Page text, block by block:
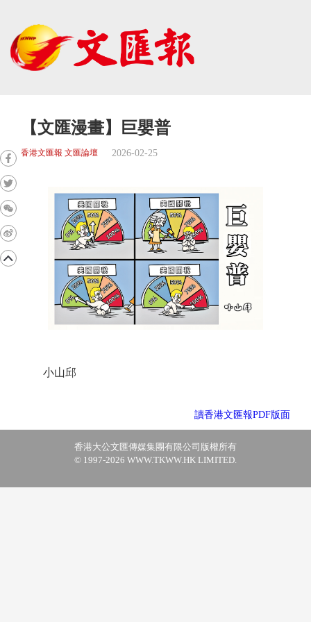
【文匯漫畫】巨嬰普
香港文匯報 文匯論壇 2026-02-25
小山邱
讀香港文匯報PDF版面
香港大公文匯傳媒集團有限公司版權所有
© 1997-2026 WWW.TKWW.HK LIMITED.